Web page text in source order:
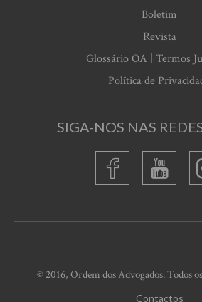
Boletim
Revista
Glossário OA | Termos
Política de
SIGA-NOS NAS
© 2016, Ordem dos Advogados. Todos
Contactos